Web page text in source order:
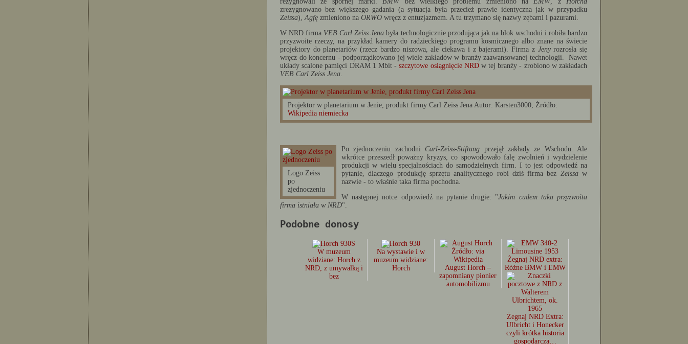
zrezygnowano bez większego gadania (a sytuacja była przecież prawie identyczna jak w przypadku
Zeissa), Agfę zmieniono na ORWO wręcz z entuzjazmem. A tu trzymano się nazwy zębami i pazurami.
W NRD firma VEB Carl Zeiss Jenabyła technologicznie przodująca jak na blok wschodni i robiła bardzo
przyzwoite rzeczy, na przykład kamery do radzieckiego programu kosmicznego albo znane na świecie
projektory do planetariów (rzecz bardzo niszowa, ale ciekawa i z bajerami). Firma z Jenyrozrosła się
wręcz do koncernu - podporządkowano jej wiele zakładów w branży zaawansowanej technologii. Nawet
układy scalone pamięci DRAM 1 Mbit -szczytowe osiągnięcie NRDw tej branży - zrobiono w zakładach
VEB Carl Zeiss Jena
Projektor w planetarium w Jenie, produkt firmy Carl Zeiss Jena Autor: Karsten3000, Żródło:
Wikipedia niemiecka
Logo Zeiss
po
zjednoczeniu
Po zjednoczeniu zachodni Carl-Zeiss-Stiftung przejął zakłady ze Wschodu. Ale
wkrótce przeszedł poważny kryzys, co spowodowało falę zwolnień i wydzielenie
produkcji w wielu specjalnościach do samodzielnych firm. I to jest odpowiedź na
pytanie, dlaczego produkcję sprzętu analitycznego robi dziś firma bez Zeissaw
nazwie - to właśnie taka firma pochodna.
W następnej notce odpowiedź na pytanie drugie: "Jakim cudem taka przyzwoita
firma istniała w NRD".
Podobne donosy
W muzeum
widziane: Horch z
NRD, z umywalką i
bez
Na wystawie i w
muzeum widziane:
Horch
August Horch –
zapomniany pionier
automobilizmu
Żegnaj NRD extra:
Różne BMW i EMW
Żegnaj NRD Extra:
Ulbricht i Honecker
czyli krótka historia
gospodarcza…